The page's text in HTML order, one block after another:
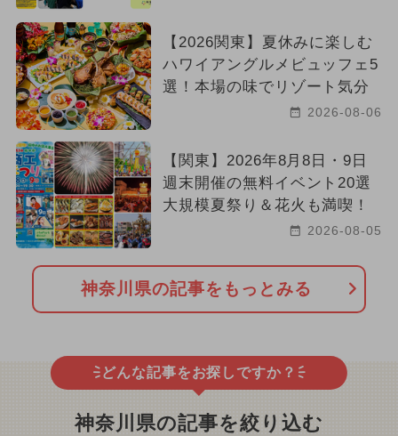
【2026関東】夏休みに楽しむ
ハワイアングルメビュッフェ5
選！本場の味でリゾート気分
2026-08-06
【関東】2026年8月8日・9日
週末開催の無料イベント20選
大規模夏祭り＆花火も満喫！
2026-08-05
神奈川県の記事をもっとみる
どんな記事をお探しですか？
神奈川県の記事を絞り込む